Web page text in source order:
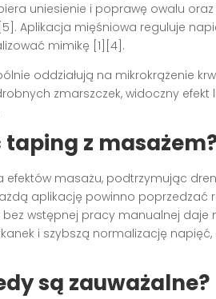
uniesienie i poprawę owalu
Aplikacja mięśniowa reguluje
mimikę [1][4].
oddziałują na mikrokrążenie
zmarszczek, widoczny
taping z
efektów masażu, podtrzymując
aplikację powinno poprzedzać
bez wstępnej pracy manualnej daje
i szybszą normalizację
są zauważalne?